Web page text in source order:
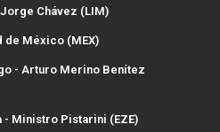
Chávez (LIM)
de México (MEX)
- Arturo Merino Benítez
Ministro Pistarini (EZE)